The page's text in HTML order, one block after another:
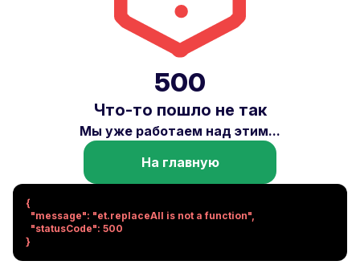
500
Что-то пошло не так
Мы уже работаем над этим...
На главную
{
}